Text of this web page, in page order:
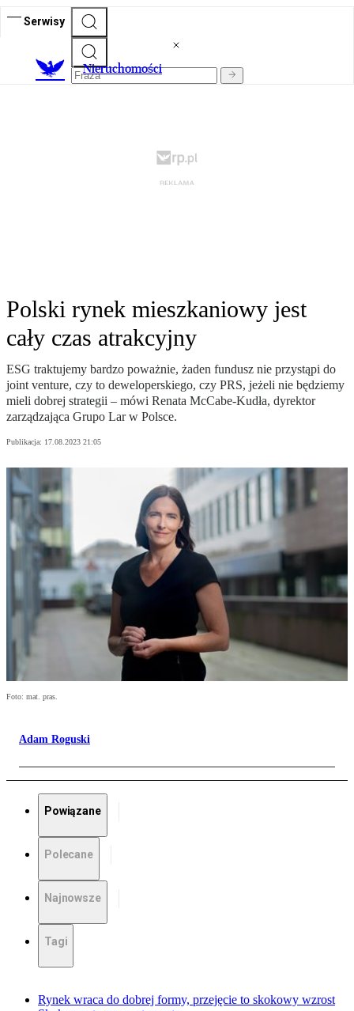
Serwisy
Nieruchomości
Polski rynek mieszkaniowy jest
cały czas atrakcyjny
ESG traktujemy bardzo poważnie, żaden fundusz nie przystąpi do
joint venture, czy to deweloperskiego, czy PRS, jeżeli nie będziemy
mieli dobrej strategii – mówi Renata McCabe-Kudła, dyrektor
zarządzająca Grupo Lar w Polsce.
Publikacja: 17.08.2023 21:05
Foto: mat. pras.
Adam Roguski
Powiązane
Polecane
Najnowsze
Tagi
Rynek wraca do dobrej formy, przejęcie to skokowy wzrost